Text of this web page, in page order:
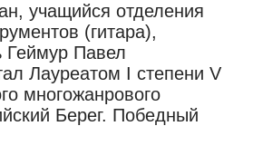
учащийся отделения
(гитара),
Геймур Павел
Лауреатом I степени V
многожанрового
Берег. Победный